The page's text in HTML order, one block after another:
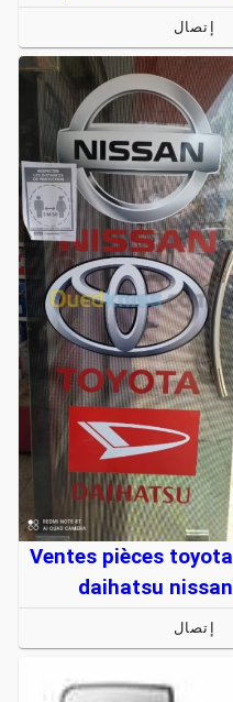
إتصال
Ventes pièces toyota
daihatsu nissan
إتصال